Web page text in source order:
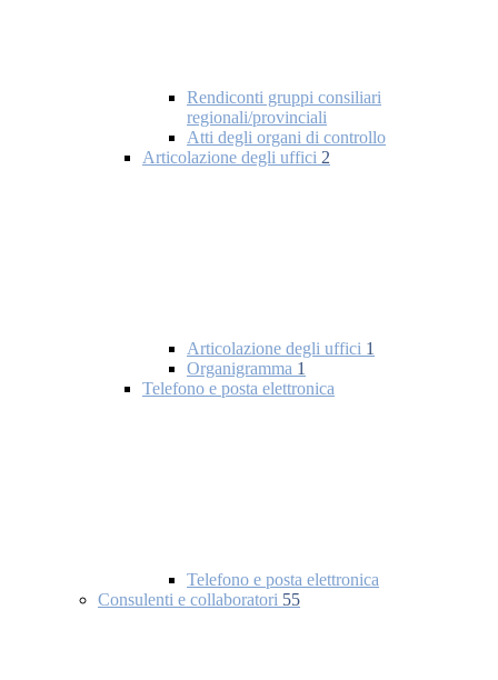
Rendiconti gruppi consiliari
regionali/provinciali
Atti degli organi di controllo
Articolazione degli uffici 2
Articolazione degli uffici 1
Organigramma 1
Telefono e posta elettronica
Telefono e posta elettronica
Consulenti e collaboratori 55